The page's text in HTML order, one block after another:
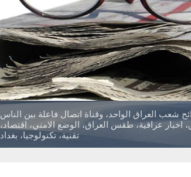
شعب العراق الواحد، وقناة اتصال فاعلة بين الناس
عراقية، طقس العراق، الوضع الامني، اقتصاد،
تقنية، تكنولوجيا، بغداد